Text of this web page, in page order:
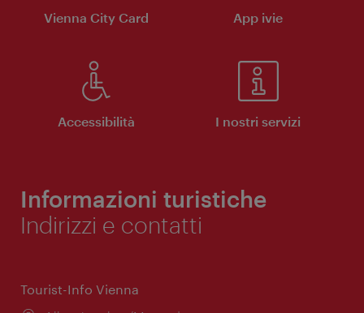
Vienna City Card App ivie
Accessibilità I nostri servizi
Informazioni turistiche
Indirizzi e contatti
Tourist-Info Vienna